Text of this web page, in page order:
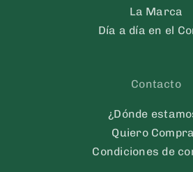
La Marca
Día a día en el
Contacto
¿Dónde
Quiero
Condiciones de